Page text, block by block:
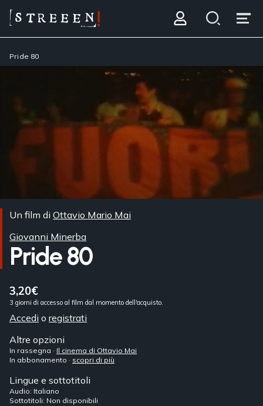
Pride 80
Un film diOttavio Mario Mai
Giovanni Minerba
Pride 80
3,20€
3 giorni di accesso al film dal momento dell'acquisto.
Accedi oregistrati
Altre opzioni
In rassegna · Il cinema di Ottavio Mai
In abbonamento · scopri di più
Lingue e sottotitoli
Audio: Italiano
Sottotitoli: Non disponibili